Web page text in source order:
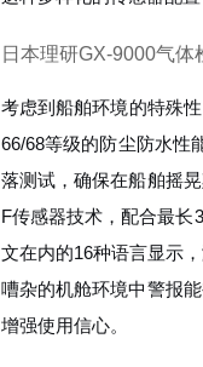
日本理研GX-9000气体
考虑到船舶环境的特殊
66/68等级的防尘防水性
落测试，确保在船舶摇
F传感器技术，配合最长
文在内的16种语言显示
嘈杂的机舱环境中警报
增强使用信心。